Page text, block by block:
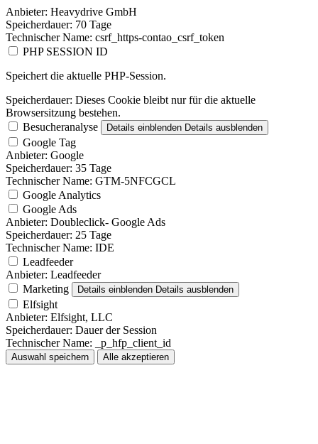
Anbieter: Heavydrive GmbH
Speicherdauer: 70 Tage
Technischer Name: csrf_https-contao_csrf_token
PHP SESSION ID
Speichert die aktuelle PHP-Session.
Speicherdauer: Dieses Cookie bleibt nur für die aktuelle
Browsersitzung bestehen.
Besucheranalyse
Details einblenden Details ausblenden
Google Tag
Anbieter: Google
Speicherdauer: 35 Tage
Technischer Name: GTM-5NFCGCL
Google Analytics
Google Ads
Anbieter: Doubleclick- Google Ads
Speicherdauer: 25 Tage
Technischer Name: IDE
Leadfeeder
Anbieter: Leadfeeder
Marketing
Details einblenden Details ausblenden
Elfsight
Anbieter: Elfsight, LLC
Speicherdauer: Dauer der Session
Technischer Name: _p_hfp_client_id
Auswahl speichern Alle akzeptieren